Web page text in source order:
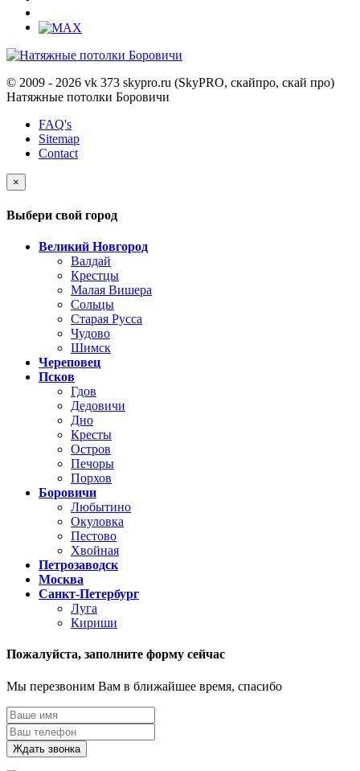
© 2009 - 2026 vk 373 skypro.ru (SkyPRO, скайпро, скай про)
Натяжные потолки Боровичи
FAQ's
Sitemap
Contact
×
Выбери свой город
Великий Новгород
Валдай
Крестцы
Малая Вишера
Сольцы
Старая Русса
Чудово
Шимск
Череповец
Псков
Гдов
Дедовичи
Дно
Кресты
Остров
Печоры
Порхов
Боровичи
Любытино
Окуловка
Пестово
Хвойная
Петрозаводск
Москва
Санкт-Петербург
Луга
Кириши
Пожалуйста, заполните форму сейчас
Мы перезвоним Вам в ближайшее время, спасибо